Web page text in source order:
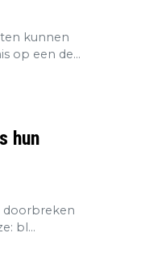
kunnen
op een de...
hun
doorbreken
bl...